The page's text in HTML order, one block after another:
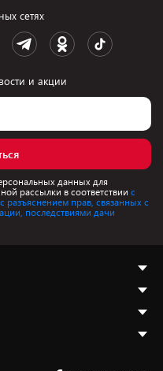
сетях
и акции
данных для
рассылки в соответствии с
с разъяснением прав, связанных с
последствиями дачи